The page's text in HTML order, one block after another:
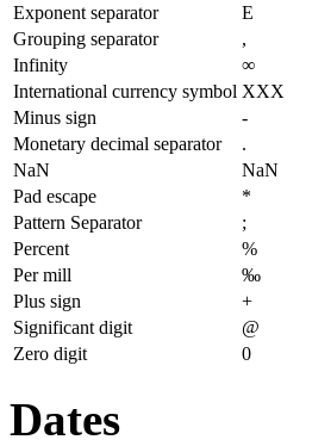
Exponent separator
E
Grouping separator
,
Infinity
∞
International currency symbol XXX
Minus sign
-
Monetary decimal separator
.
NaN
NaN
Pad escape
*
Pattern Separator
;
Percent
%
Per mill
‰
Plus sign
+
Significant digit
@
Zero digit
0
Dates